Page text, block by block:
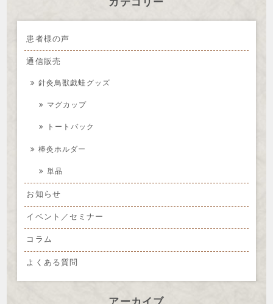
患者様の声
通信販売
針灸鳥獣戯蛙グッズ
マグカップ
トートバック
棒灸ホルダー
単品
お知らせ
イベント／セミナー
コラム
よくある質問